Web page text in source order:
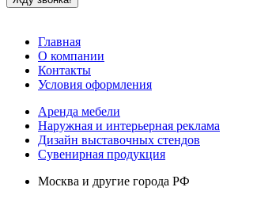
Главная
О компании
Контакты
Условия оформления
Аренда мебели
Наружная и интерьерная реклама
Дизайн выставочных стендов
Сувенирная продукция
Москва и другие города РФ